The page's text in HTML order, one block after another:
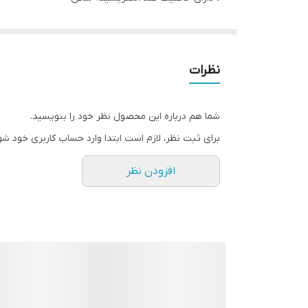
• افزایش جذب مواد درمانی مو
• کاهش تنش و استرس
نظرات
شما هم درباره این محصول نظر خود را بنویسید.
برای ثبت نظر، لازم است ابتدا وارد حساب کاربری خود
افزودن نظر